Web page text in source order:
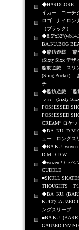
◆HARDCORE
イカー コーチ
ロゴ ナイロン
（ブラック）
BA.KU.BOG
◆脂肪遊戯 `脂
(Sixty Sixx デザ
脂肪遊戯 スリ
(Sling Pocket)
チ
◆脂肪遊戯 `脂
ッカー(Sixty
POSSESSED
POSSESSED
CREAM” ロケ
◆BA. KU.
ュー ロングス
◆BA.KU.
D.M.O.D.W
◆woven ワッペ
CUDDLE
■SKULL
THOUGHTS T
◆BA. KU.
KULT)GAUZED
ングスリーブ
■BA.KU.
GAUZED